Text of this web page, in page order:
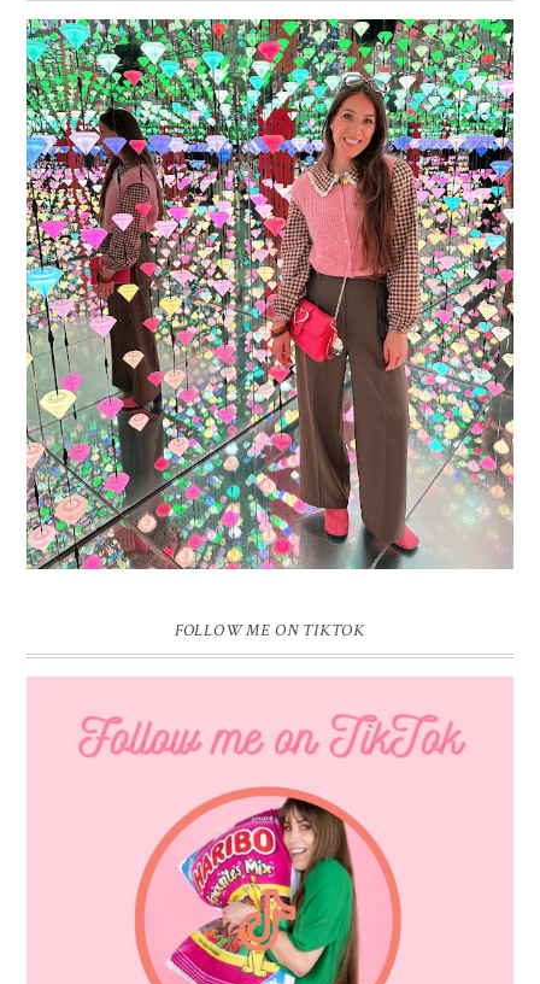
16 JAAR SPRINKLES ON A CUPCAKE
Vandaag is het weer zo’n moment waarop ik even bewust op de
pauzeknop duw, want Sprinkles on a Cupcake bestaat 16 jaar. Zestien.
Dat blijft ...
FOLLOW ME ON TIKTOK